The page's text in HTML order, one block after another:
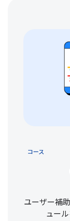
コース
ユーザー補
ュー